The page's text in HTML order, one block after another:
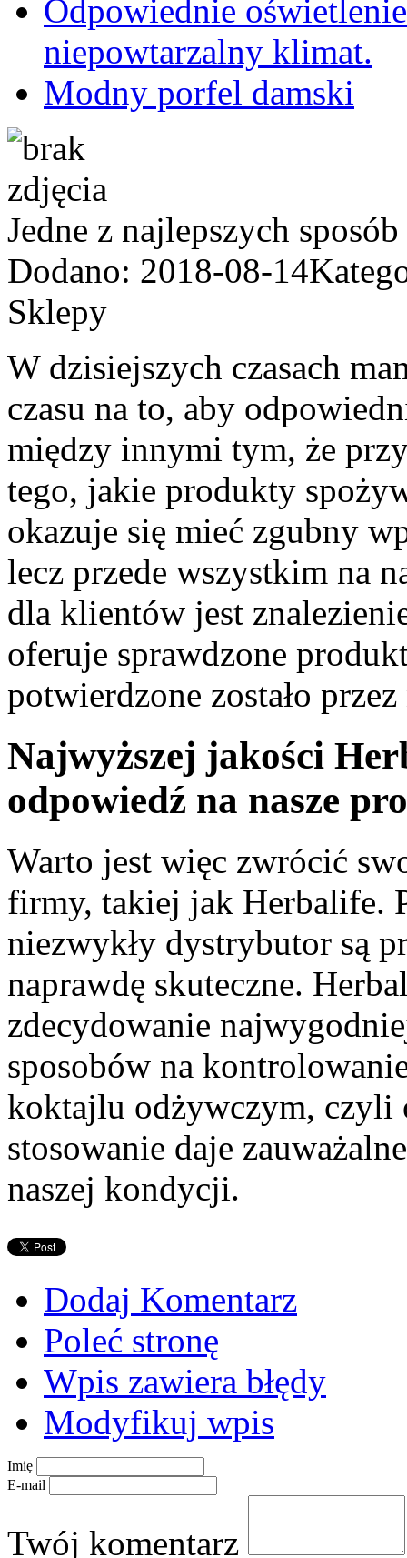
Odpowiednie
niepowtarzalny klimat.
Modny porfel damski
Jedne z najlepszych
Dodano: 2018-08-14
Sklepy
W dzisiejszych czasach
czasu na to, aby
między innymi tym, że
tego, jakie produkty
okazuje się mieć zgubny
lecz przede wszystkim na
dla klientów jest
oferuje sprawdzone
potwierdzone zostało
Najwyższej jakości
odpowiedź na nasze
Warto jest więc zwrócić
firmy, takiej jak Herbalife.
niezwykły dystrybutor są
naprawdę skuteczne.
zdecydowanie
sposobów na
koktajlu odżywczym, czyli
stosowanie daje
naszej kondycji.
Dodaj Komentarz
Poleć stronę
Wpis zawiera błędy
Modyfikuj wpis
Imię
E-mail
Twój komentarz